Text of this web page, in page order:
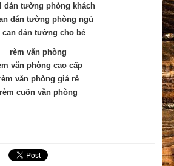
dán tường phòng khách
dán tường phòng ngủ
can dán tường cho bé
rèm văn phòng
văn phòng cao cấp
văn phòng giá rẻ
rèm cuốn văn phòng